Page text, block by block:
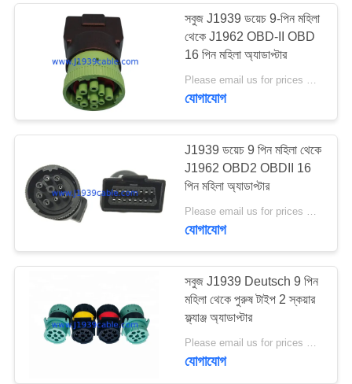
সবুজ J1939 ডয়েচ 9-পিন মহিলা
থেকে J1962 OBD-II OBD
16 পিন মহিলা অ্যাডাপ্টার
যোগাযোগ
J1939 ডয়েচ 9 পিন মহিলা থেকে
J1962 OBD2 OBDII 16
পিন মহিলা অ্যাডাপ্টার
যোগাযোগ
সবুজ J1939 Deutsch 9 পিন
মহিলা থেকে পুরুষ টাইপ 2 স্কয়ার
ফ্ল্যাঞ্জ অ্যাডাপ্টার
Please email us for prices MOQ:100 PCS
যোগাযোগ